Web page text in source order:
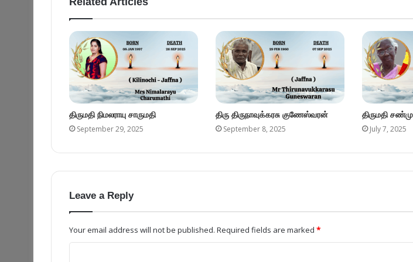
Save my name, email, and website in this browser for the next time I comment.